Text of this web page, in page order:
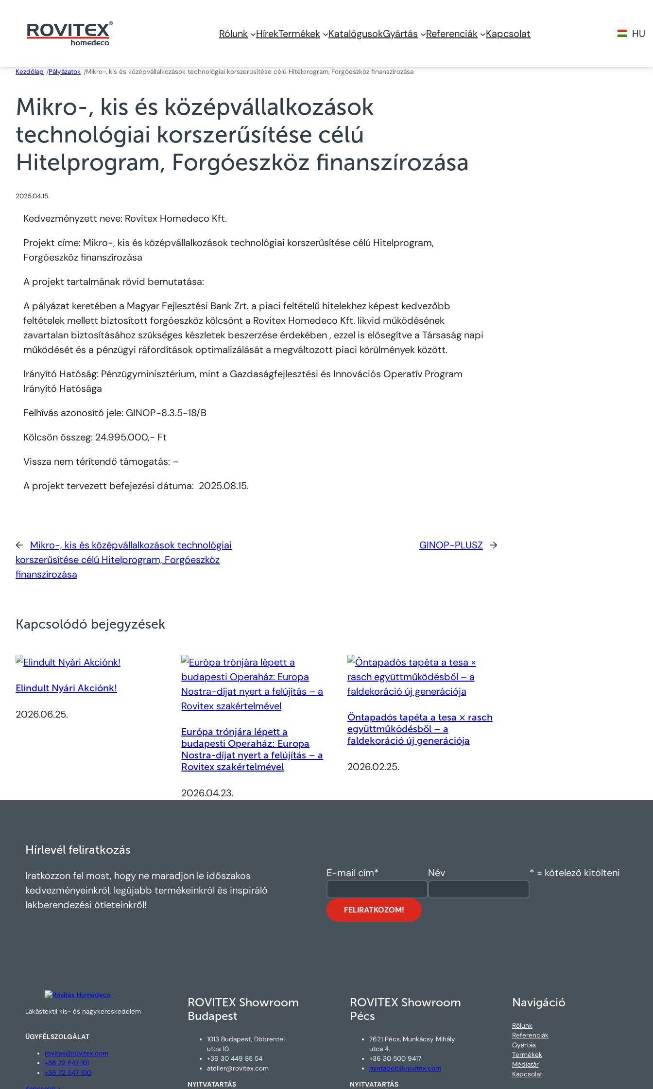
content
Rólunk HírekTermékek KatalógusokGyártás Referenciák Kapcsolat HU
Kezdőlap /Pályázatok /Mikro-, kis és középvállalkozások technológiai korszerűsítése célú Hitelprogram, Forgóeszköz finanszírozása
Mikro-, kis és középvállalkozások
technológiai korszerűsítése célú
Hitelprogram, Forgóeszköz finanszírozása
2025.04.15.
Kedvezményzett neve: Rovitex Homedeco Kft.
Projekt címe: Mikro-, kis és középvállalkozások technológiai korszerűsítése célú Hitelprogram,
Forgóeszköz finanszírozása
A projekt tartalmának rövid bemutatása:
A pályázat keretében a Magyar Fejlesztési Bank Zrt. a piaci feltételű hitelekhez képest kedvezőbb
feltételek mellett biztosított forgóeszköz kölcsönt a Rovitex Homedeco Kft. likvid működésének
zavartalan biztosításához szükséges készletek beszerzése érdekében , ezzel is elősegítve a Társaság napi
működését és a pénzügyi ráfordítások optimalizálását a megváltozott piaci körülmények között.
Irányító Hatóság: Pénzügyminisztérium, mint a Gazdaságfejlesztési és Innovációs Operatív Program
Irányító Hatósága
Felhívás azonosító jele: GINOP-8.3.5-18/B
Kölcsön összeg: 24.995.000,- Ft
Vissza nem térítendő támogatás: –
A projekt tervezett befejezési dátuma: 2025.08.15.
←
Mikro-, kis és középvállalkozások technológiai
korszerűsítése célú Hitelprogram, Forgóeszköz
finanszírozása
GINOP-PLUSZ →
Kapcsolódó bejegyzések
Elindult Nyári Akciónk!
2026.06.25.
Európa trónjára lépett a
budapesti Operaház: Europa
Nostra-díjat nyert a felújítás – a
Rovitex szakértelmével
2026.04.23.
Öntapadós tapéta a tesa × rasch
együttműködésből – a
faldekoráció új generációja
2026.02.25.
Hírlevél feliratkozás
Iratkozzon fel most, hogy ne maradjon le időszakos
kedvezményeinkről, legújabb termékeinkről és inspiráló
lakberendezési ötleteinkről!
E-mail cím* Név * = kötelező kitölteni
Lakástextil kis- és nagykereskedelem
ÜGYFÉLSZOLGÁLAT
rovitex@rovitex.com
+36 72 547 101
+36 72 547 100
ROVITEX Showroom
Budapest
1013 Budapest, Döbrentei
utca 10.
+36 30 449 85 54
atelier@rovitex.com
NYITVATARTÁS
ROVITEX Showroom
Pécs
7621 Pécs, Munkácsy Mihály
utca 4.
+36 30 500 9417
mintabolt@rovitex.com
NYITVATARTÁS
Navigáció
Rólunk
Referenciák
Gyártás
Termékek
Médiatár
Kapcsolat